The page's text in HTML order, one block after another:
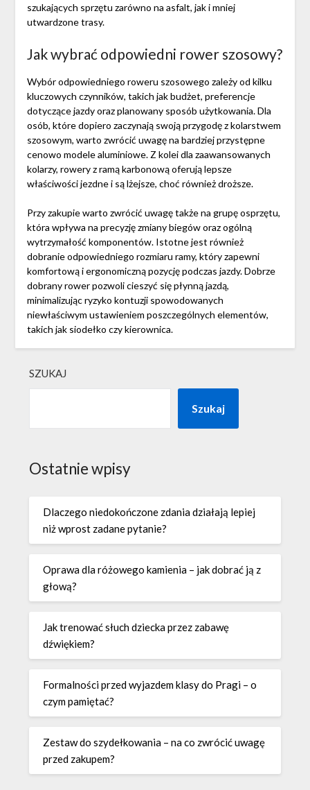
szukających sprzętu zarówno na asfalt, jak i mniej
utwardzone trasy.
Jak wybrać odpowiedni rower szosowy?
Wybór odpowiedniego roweru szosowego zależy od kilku
kluczowych czynników, takich jak budżet, preferencje
dotyczące jazdy oraz planowany sposób użytkowania. Dla
osób, które dopiero zaczynają swoją przygodę z kolarstwem
szosowym, warto zwrócić uwagę na bardziej przystępne
cenowo modele aluminiowe. Z kolei dla zaawansowanych
kolarzy, rowery z ramą karbonową oferują lepsze
właściwości jezdne i są lżejsze, choć również droższe.
Przy zakupie warto zwrócić uwagę także na grupę osprzętu,
która wpływa na precyzję zmiany biegów oraz ogólną
wytrzymałość komponentów. Istotne jest również
dobranie odpowiedniego rozmiaru ramy, który zapewni
komfortową i ergonomiczną pozycję podczas jazdy. Dobrze
dobrany rower pozwoli cieszyć się płynną jazdą,
minimalizując ryzyko kontuzji spowodowanych
niewłaściwym ustawieniem poszczególnych elementów,
takich jak siodełko czy kierownica.
SZUKAJ
Szukaj
Ostatnie wpisy
Dlaczego niedokończone zdania działają lepiej
niż wprost zadane pytanie?
Oprawa dla różowego kamienia – jak dobrać ją z
głową?
Jak trenować słuch dziecka przez zabawę
dźwiękiem?
Formalności przed wyjazdem klasy do Pragi – o
czym pamiętać?
Zestaw do szydełkowania – na co zwrócić uwagę
przed zakupem?